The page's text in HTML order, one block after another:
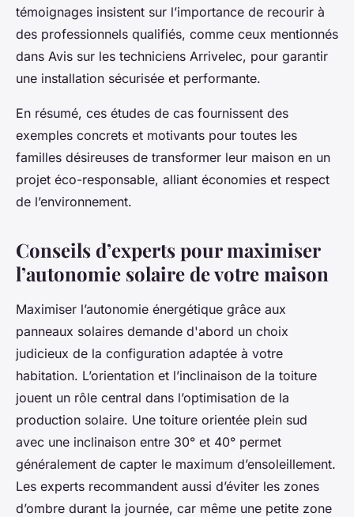
témoignages insistent sur l’importance de recourir à
des professionnels qualifiés, comme ceux mentionnés
dans Avis sur les techniciens Arrivelec, pour garantir
une installation sécurisée et performante.
En résumé, ces études de cas fournissent des
exemples concrets et motivants pour toutes les
familles désireuses de transformer leur maison en un
projet éco-responsable, alliant économies et respect
de l’environnement.
Conseils d’experts pour maximiser
l’autonomie solaire de votre maison
Maximiser l’autonomie énergétique grâce aux
panneaux solaires demande d'abord un choix
judicieux de la configuration adaptée à votre
habitation. L’orientation et l’inclinaison de la toiture
jouent un rôle central dans l’optimisation de la
production solaire. Une toiture orientée plein sud
avec une inclinaison entre 30° et 40° permet
généralement de capter le maximum d’ensoleillement.
Les experts recommandent aussi d’éviter les zones
d’ombre durant la journée, car même une petite zone